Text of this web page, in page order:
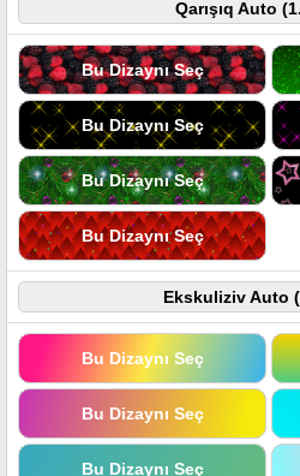
Qarışıq Auto
Bu Dizaynı Seç
Bu Dizaynı Seç
Bu Dizaynı Seç
Bu Dizaynı Seç
Ekskuliziv Auto
Bu Dizaynı Seç
Bu Dizaynı Seç
Bu Dizaynı Seç